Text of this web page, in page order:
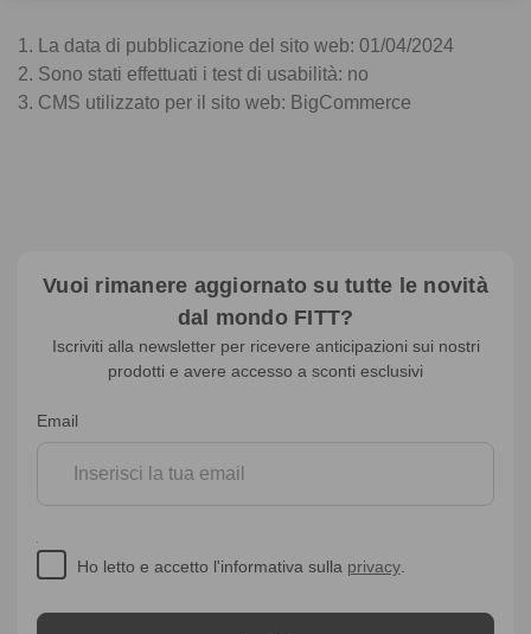
1. La data di pubblicazione del sito web: 01/04/2024
2. Sono stati effettuati i test di usabilità: no
3. CMS utilizzato per il sito web: BigCommerce
Vuoi rimanere aggiornato su tutte le novità
dal mondo FITT?
Iscriviti alla newsletter per ricevere anticipazioni sui nostri
prodotti e avere accesso a sconti esclusivi
Iscrizione
newsletter
Email
Ho letto e accetto l'informativa sulla privacy.